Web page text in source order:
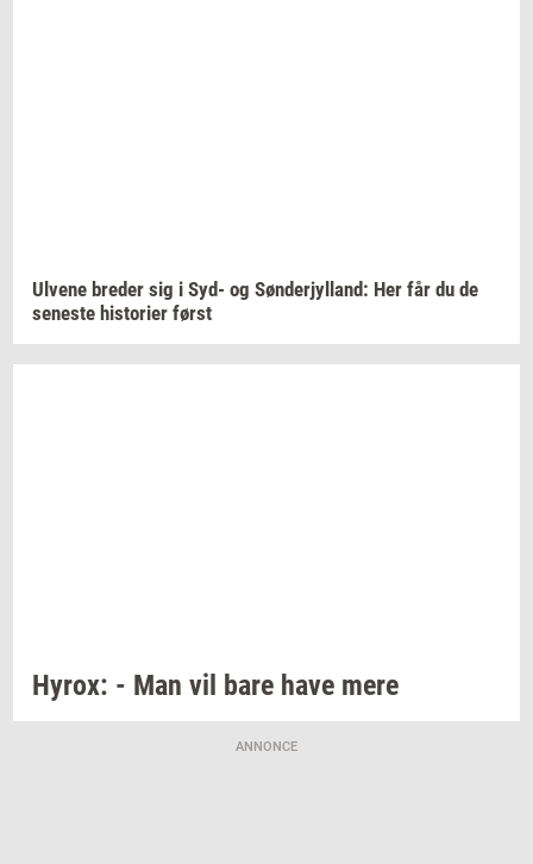
Ul­ve­ne bre­der sig i Syd- og Søn­derjyl­land: Her får du de
se­ne­ste hi­sto­ri­er først
Hyrox: - Man vil bare have mere
ANNONCE